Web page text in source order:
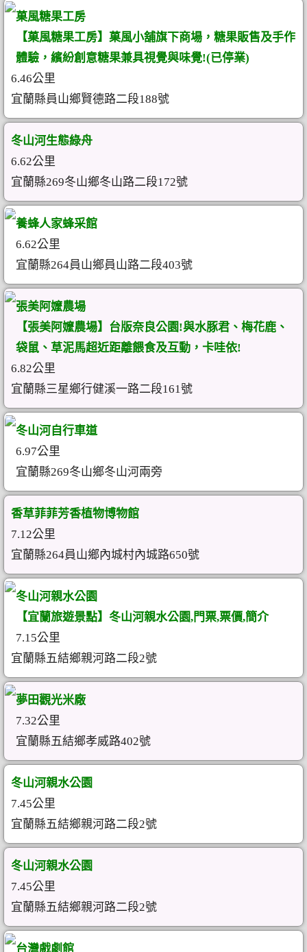
菓風糖果工房
【菓風糖果工房】菓風小舖旗下商場，糖果販售及手作
體驗，繽紛創意糖果兼具視覺與味覺!(已停業)
6.46公里
宜蘭縣員山鄉賢德路二段188號
冬山河生態綠舟
6.62公里
宜蘭縣269冬山鄉冬山路二段172號
養蜂人家蜂采館
6.62公里
宜蘭縣264員山鄉員山路二段403號
張美阿嬤農場
【張美阿嬤農場】台版奈良公園!與水豚君、梅花鹿、
袋鼠、草泥馬超近距離餵食及互動，卡哇依!
6.82公里
宜蘭縣三星鄉行健溪一路二段161號
冬山河自行車道
6.97公里
宜蘭縣269冬山鄉冬山河兩旁
香草菲菲芳香植物博物館
7.12公里
宜蘭縣264員山鄉內城村內城路650號
冬山河親水公園
【宜蘭旅遊景點】冬山河親水公園,門票,票價,簡介
7.15公里
宜蘭縣五結鄉親河路二段2號
夢田觀光米廠
7.32公里
宜蘭縣五結鄉孝威路402號
冬山河親水公園
7.45公里
宜蘭縣五結鄉親河路二段2號
冬山河親水公園
7.45公里
宜蘭縣五結鄉親河路二段2號
台灣戲劇館